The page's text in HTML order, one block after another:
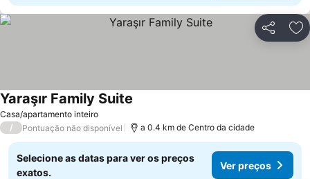
Partilhar
Casa/apartamento inteiro
Yaraşır Family Suite
/ Pontuação não disponível a 0.4 km de Centro da cidade
Selecione as datas para ver os preços
exatos.
Ver preços